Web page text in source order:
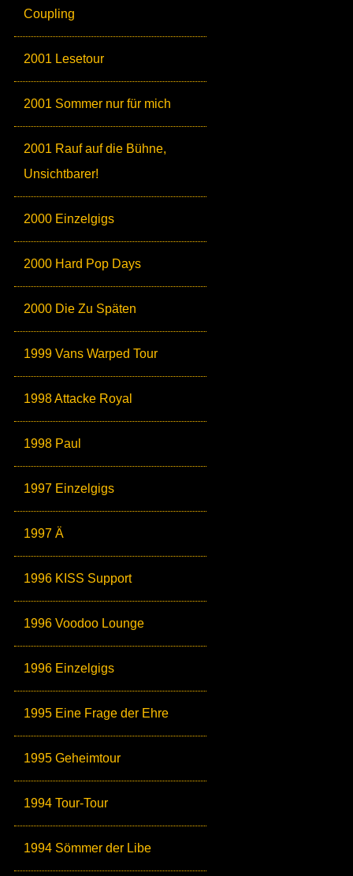
Coupling
2001 Lesetour
2001 Sommer nur für mich
2001 Rauf auf die Bühne,
Unsichtbarer!
2000 Einzelgigs
2000 Hard Pop Days
2000 Die Zu Späten
1999 Vans Warped Tour
1998 Attacke Royal
1998 Paul
1997 Einzelgigs
1997 Ä
1996 KISS Support
1996 Voodoo Lounge
1996 Einzelgigs
1995 Eine Frage der Ehre
1995 Geheimtour
1994 Tour-Tour
1994 Sömmer der Libe